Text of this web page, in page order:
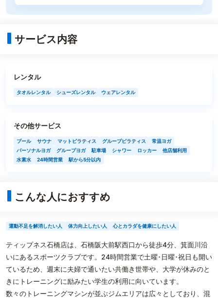
サービス内容
レンタル
タオルレンタル シューズレンタル ウェアレンタル
その他サービス
プール サウナ マットピラティス グループピラティス
常温ヨガ
パーソナルヨガ
グループヨガ 駐車場 シャワー ロッカー
他店舗利用
水素水
24時間営業 駅から5分以内
こんな人におすすめ
運動不足を解消したい人 体力向上したい人 心とカラダを健康にしたい人
ティップネス石橋店は、石橋阪大前駅西口から徒歩4分、箕面川沿
いにあるスポーツクラブです。24時間営業で土曜･日曜･祝日も開い
ているため、週末に夫婦で通いたい共働き世帯や、大学が休みのと
きにトレーニングに励みたい学生の利用に向いています。
数々のトレーニングマシンが並ぶジムエリアは広々としており、混